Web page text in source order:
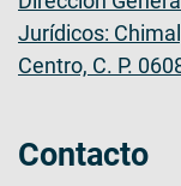
Jurídicos:
Centro, C. P.
Contacto